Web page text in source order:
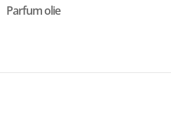
Parfum olie